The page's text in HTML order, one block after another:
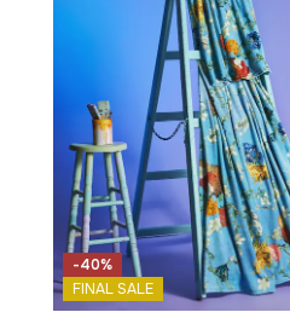
-40%
FINAL SALE